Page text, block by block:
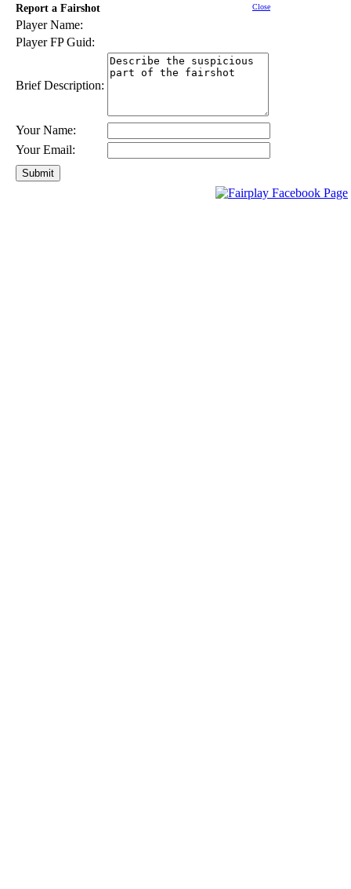
Report a Fairshot Close
Player Name:
Player FP Guid:
Brief Description:
Your Name:
Your Email: